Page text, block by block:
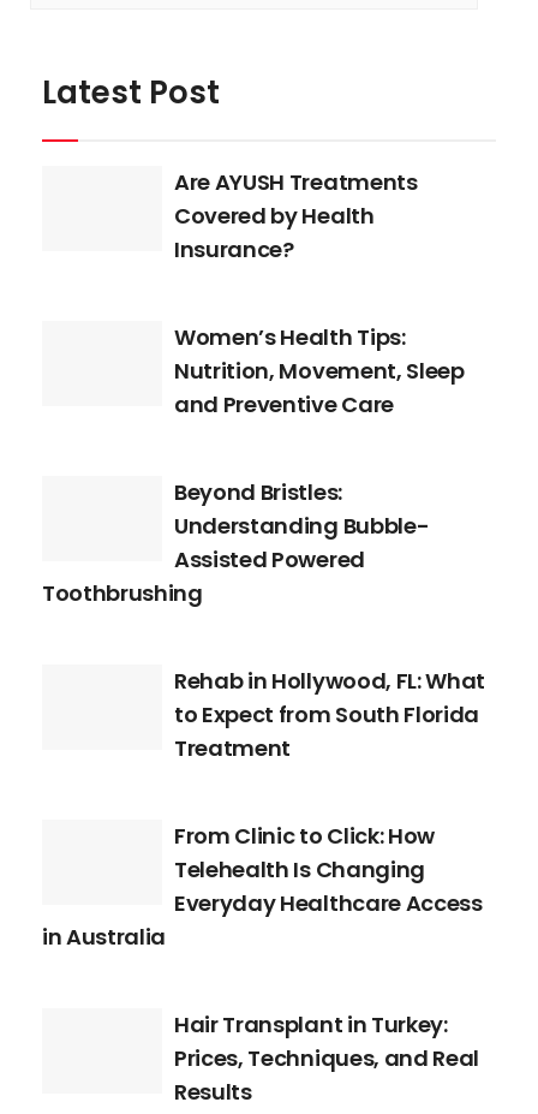
Latest Post
Are AYUSH Treatments
Covered by Health
Insurance?
Women’s Health Tips:
Nutrition, Movement, Sleep
and Preventive Care
Beyond Bristles:
Understanding Bubble-
Assisted Powered
Toothbrushing
Rehab in Hollywood, FL: What
to Expect from South Florida
Treatment
From Clinic to Click: How
Telehealth Is Changing
Everyday Healthcare Access
in Australia
Hair Transplant in Turkey:
Prices, Techniques, and Real
Results